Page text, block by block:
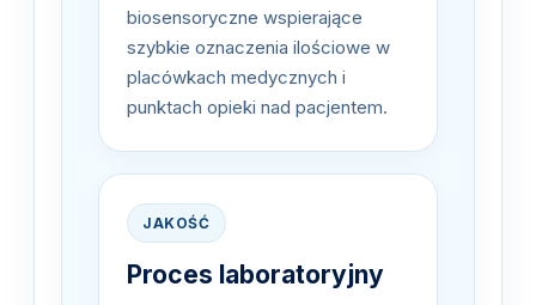
biosensoryczne wspierające
szybkie oznaczenia ilościowe w
placówkach medycznych i
punktach opieki nad pacjentem.
JAKOŚĆ
Proces laboratoryjny